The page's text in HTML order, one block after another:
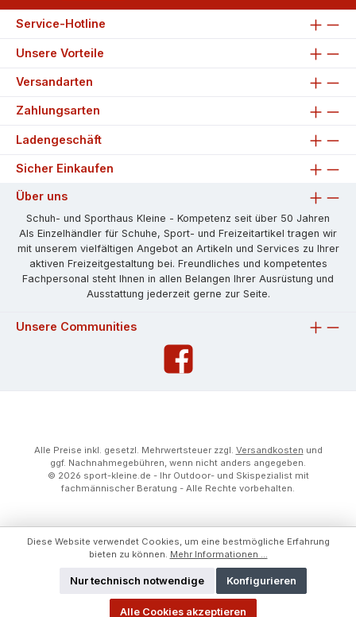
Service-Hotline
Unsere Vorteile
Versandarten
Zahlungsarten
Ladengeschäft
Sicher Einkaufen
Über uns
Schuh- und Sporthaus Kleine - Kompetenz seit über 50 Jahren
Als Einzelhändler für Schuhe, Sport- und Freizeitartikel tragen wir
mit unserem vielfältigen Angebot an Artikeln und Services zu Ihrer
aktiven Freizeitgestaltung bei. Freundliches und kompetentes
Fachpersonal steht Ihnen in allen Belangen Ihrer Ausrüstung und
Ausstattung jederzeit gerne zur Seite.
Unsere Communities
Alle Preise inkl. gesetzl. Mehrwertsteuer zzgl. Versandkosten und
ggf. Nachnahmegebühren, wenn nicht anders angegeben.
© 2026 sport-kleine.de - Ihr Outdoor- und Skispezialist mit
fachmännischer Beratung - Alle Rechte vorbehalten.
Diese Website verwendet Cookies, um eine bestmögliche Erfahrung
bieten zu können. Mehr Informationen ...
Nur technisch notwendige Konfigurieren
Alle Cookies akzeptieren